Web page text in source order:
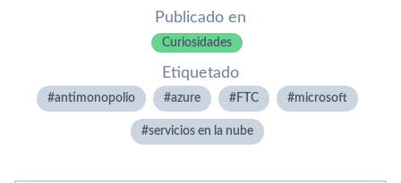
Publicado en
Curiosidades
Etiquetado
antimonopolio azure FTC microsoft
servicios en la nube